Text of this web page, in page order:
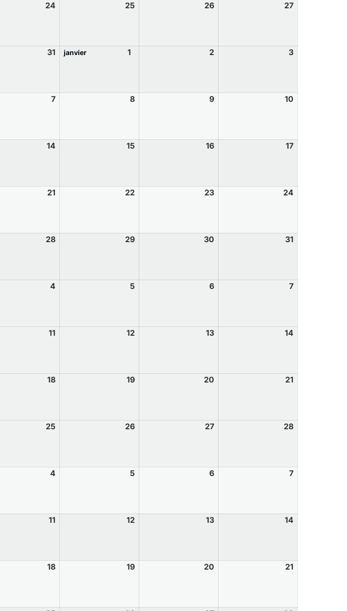
24 25 26 27
31 janvier 1 2 3
7 8 9 10
14 15 16 17
21 22 23 24
28 29 30 31
4 5 6 7
11 12 13 14
18 19 20 21
25 26 27 28
4 5 6 7
11 12 13 14
18 19 20 21